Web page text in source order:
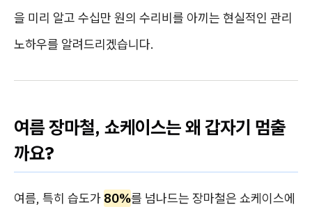
을 미리 알고 수십만 원의 수리비를 아끼는 현실적인 관리
노하우를 알려드리겠습니다.
여름 장마철, 쇼케이스는 왜 갑자기 멈출
까요?
여름, 특히 습도가 80%를 넘나드는 장마철은 쇼케이스에